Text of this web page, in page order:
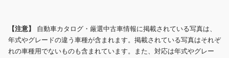
【注意】 自動車カタログ・厳選中古車情報に掲載されている写真は、
年式やグレードの違う車種が含まれます。掲載されている写真はそれぞ
れの車種用でないものも含まれています。また、対応は年式やグレー